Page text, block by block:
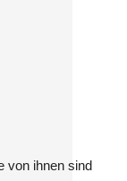
von ihnen sind